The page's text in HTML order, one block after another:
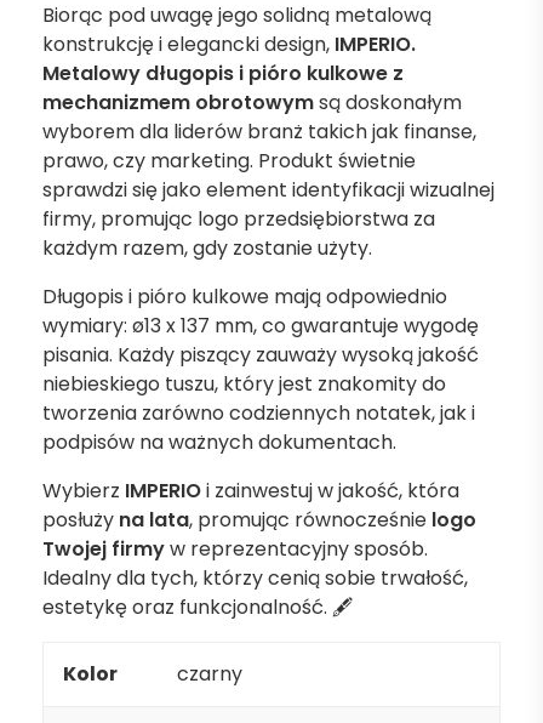
Biorąc pod uwagę jego solidną metalową
konstrukcję i elegancki design, IMPERIO.
Metalowy długopis i pióro kulkowe z
mechanizmem obrotowymsą doskonałym
wyborem dla liderów branż takich jak finanse,
prawo, czy marketing. Produkt świetnie
sprawdzi się jako element identyfikacji wizualnej
firmy, promując logo przedsiębiorstwa za
każdym razem, gdy zostanie użyty.
Długopis i pióro kulkowe mają odpowiednio
wymiary: ø13 x 137 mm, co gwarantuje wygodę
pisania. Każdy piszący zauważy wysoką jakość
niebieskiego tuszu, który jest znakomity do
tworzenia zarówno codziennych notatek, jak i
podpisów na ważnych dokumentach.
Wybierz IMPERIOi zainwestuj w jakość, która
posłuży na lata, promując równocześnie logo
Twojej firmyw reprezentacyjny sposób.
Idealny dla tych, którzy cenią sobie trwałość,
estetykę oraz funkcjonalność. 🖋️
Kolor czarny